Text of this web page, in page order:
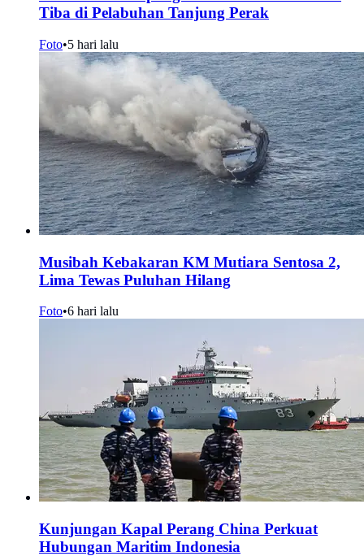
Tiba di Pelabuhan Tanjung Perak
Foto•5 hari lalu
Musibah Kebakaran KM Mutiara Sentosa 2,
Lima Tewas Puluhan Hilang
Foto•6 hari lalu
Kunjungan Kapal Perang China Perkuat
Hubungan Maritim Indonesia